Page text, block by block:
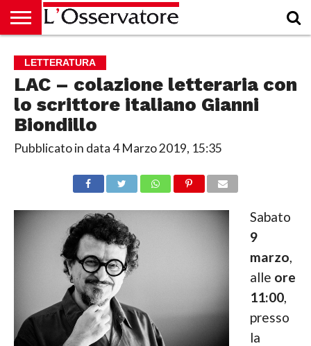
CULTURA
ECONOMIA
RUBRICHE
ARCHIVIO
PODCAST
ABBONAMENTO
CHI
SIAMO
ACCEDI
LETTERATURA
LAC – colazione letteraria con
lo scrittore italiano Gianni
Biondillo
Pubblicato in data4 Marzo 2019, 15:35
Sabato
9
marzo,
alle ore
11:00,
presso
la